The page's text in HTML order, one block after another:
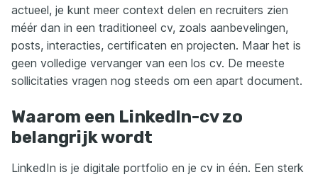
actueel, je kunt meer context delen en recruiters zien
méér dan in een traditioneel cv, zoals aanbevelingen,
posts, interacties, certificaten en projecten. Maar het is
geen volledige vervanger van een los cv. De meeste
sollicitaties vragen nog steeds om een apart document.
Waarom een LinkedIn-cv zo
belangrijk wordt
LinkedIn is je digitale portfolio en je cv in één. Een sterk